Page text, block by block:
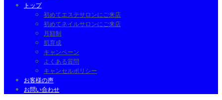
トップ
初めてエステサロンにご来店
初めてネイルサロンにご来店
月額制
肌育成
キャンペーン
よくある質問
キャンセルポリシー
お客様の声
お問い合わせ